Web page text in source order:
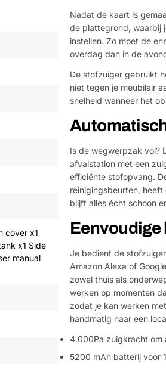
cover x1
x1 Side
manual
Nadat de kaart is
de plattegrond, waarbij
instellen. Zo moet de
overdag dan in de
De stofzuiger gebruikt
niet tegen je meubilair
snelheid wanneer het
Is de wegwerpzak vol?
afvalstation met een
efficiënte stofopvang.
reinigingsbeurten,
blijft alles écht schoon
Eenvoudige
Je bedient de
Amazon Alexa of
zowel thuis als
werken op momenten
zodat je kan werken
handmatig naar een
4.000Pa zuigkracht om
5200 mAh batterij voor